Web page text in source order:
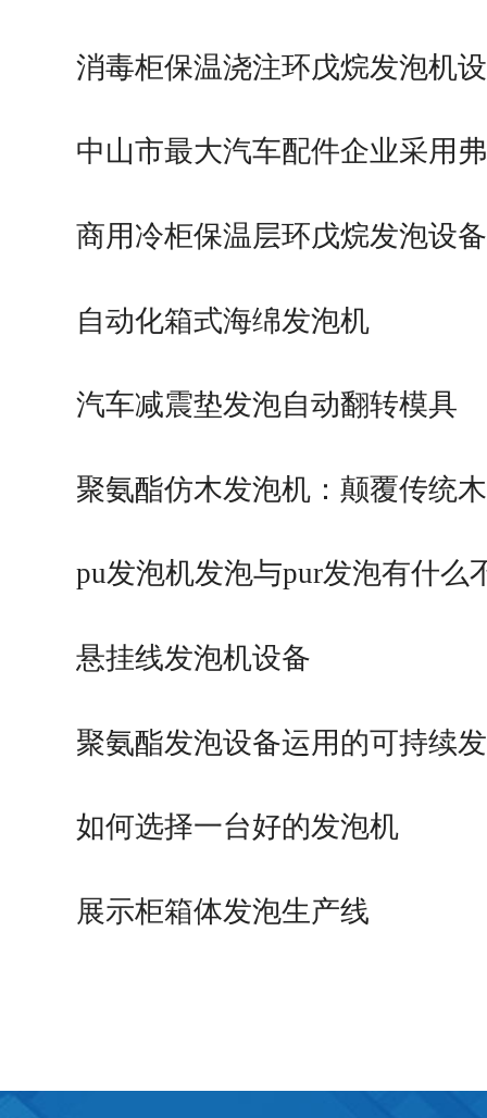
消毒柜保温浇注环戊烷发泡机
中山市最大汽车配件企业采用
商用冷柜保温层环戊烷发泡设备
自动化箱式海绵发泡机
汽车减震垫发泡自动翻转模具
聚氨酯仿木发泡机：颠覆传统
行…
pu发泡机发泡与pur发泡有什
悬挂线发泡机设备
聚氨酯发泡设备运用的可持续
如何选择一台好的发泡机
展示柜箱体发泡生产线